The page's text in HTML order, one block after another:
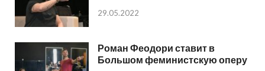
29.05.2022
Роман Феодори ставит в
Большом феминистскую оперу